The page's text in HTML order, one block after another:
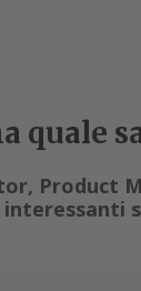
quale
Product